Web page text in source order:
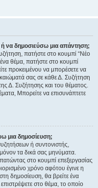
να δημοσιεύσω μια απάντηση;
πατήστε στο κουμπί “Νέο
θέμα, πατήστε στο κουμπί
προκειμένου να μπορέσετε να
σας σε κάθε Δ. Συζήτηση
Δ. Συζήτησης και του θέματος.
Μπορείτε να επισυνάπτετε
μια δημοσίευση;
ή συντονιστής,
μόνον τα δικά σας μηνύματα.
στο κουμπί επεξεργασίας
χρόνο αφότου έγινε η
δημοσίευση, θα βρείτε ένα
στο θέμα, το οποίο